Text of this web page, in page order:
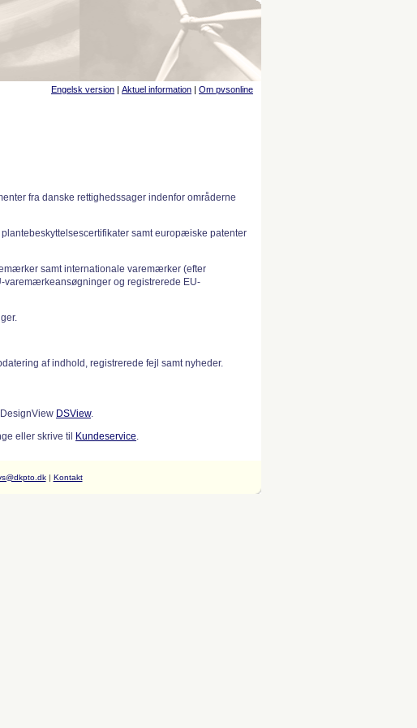
Engelsk version | Aktuel information | Om pvsonline
fra danske rettighedssager indenfor områderne
samt europæiske patenter
samt internationale varemærker (efter
og registrerede EU-
af indhold, registrerede fejl samt nyheder.
DSView.
eller skrive til
Kundeservice.
| Kontakt